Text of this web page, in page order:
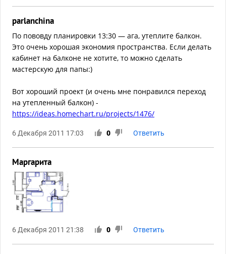
parlanchina
По пововду планировки 13:30 — ага, утеплите балкон.
Это очень хорошая экономия пространства. Если делать
кабинет на балконе не хотите, то можно сделать
мастерскую для папы:)
Вот хороший проект (и очень мне понравился переход
на утепленный балкон) -
https://ideas.homechart.ru/projects/1476/
6 Декабря 2011 17:03 0 Ответить
Маргарита
6 Декабря 2011 21:38 0 Ответить